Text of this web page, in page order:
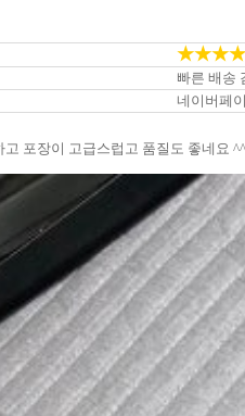
빠른 배송
네이버페
고 포장이 고급스럽고 품질도 좋네요